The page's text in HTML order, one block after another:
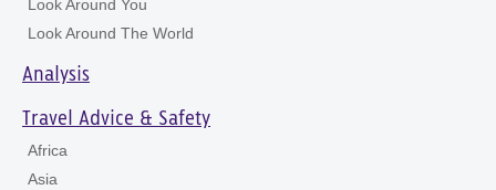
Look Around You
Look Around The World
Analysis
Travel Advice & Safety
Africa
Asia